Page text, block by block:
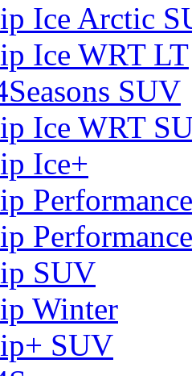
Ice Arctic
Ice WRT LT
SUV
Ice WRT
Ice+
Performance
SUV
Winter
SUV